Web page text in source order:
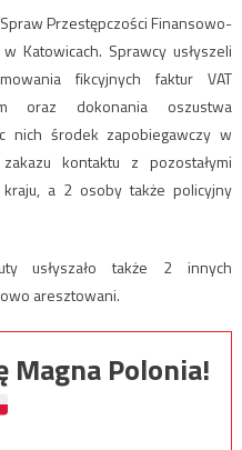
Przestępczości Finansowo-
Katowicach. Sprawcy usłyszeli
fikcyjnych faktur VAT
oraz dokonania oszustwa
nich środek zapobiegawczy w
kontaktu z pozostałymi
a 2 osoby także policyjny
usłyszało także 2 innych
aresztowani.
Magna Polonia!